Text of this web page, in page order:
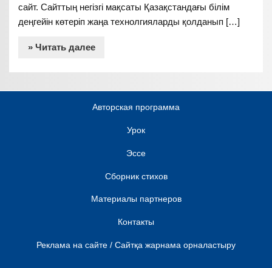
сайт. Сайттың негізгі мақсаты Қазақстандағы білім
деңгейін көтеріп жаңа технолгияларды қолданып […]
» Читать далее
Авторская программа
Урок
Эссе
Сборник стихов
Материалы партнеров
Контакты
Реклама на сайте / Сайтқа жарнама орналастыру